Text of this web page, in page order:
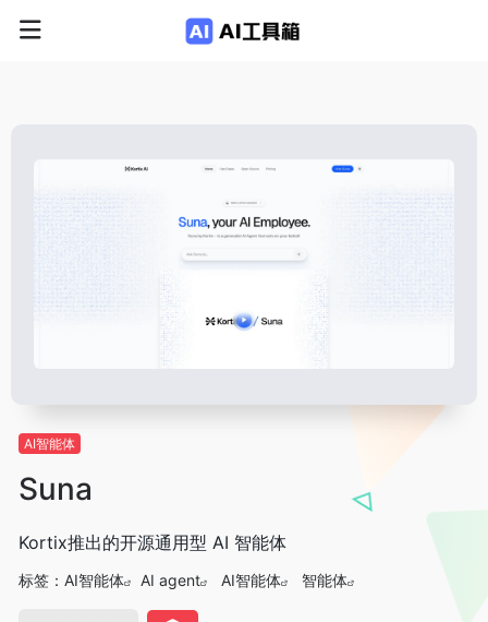
AI智能体
Suna
Kortix推出的开源通用型 AI 智能体
标签： AI智能体 AI agent AI智能体 智能体